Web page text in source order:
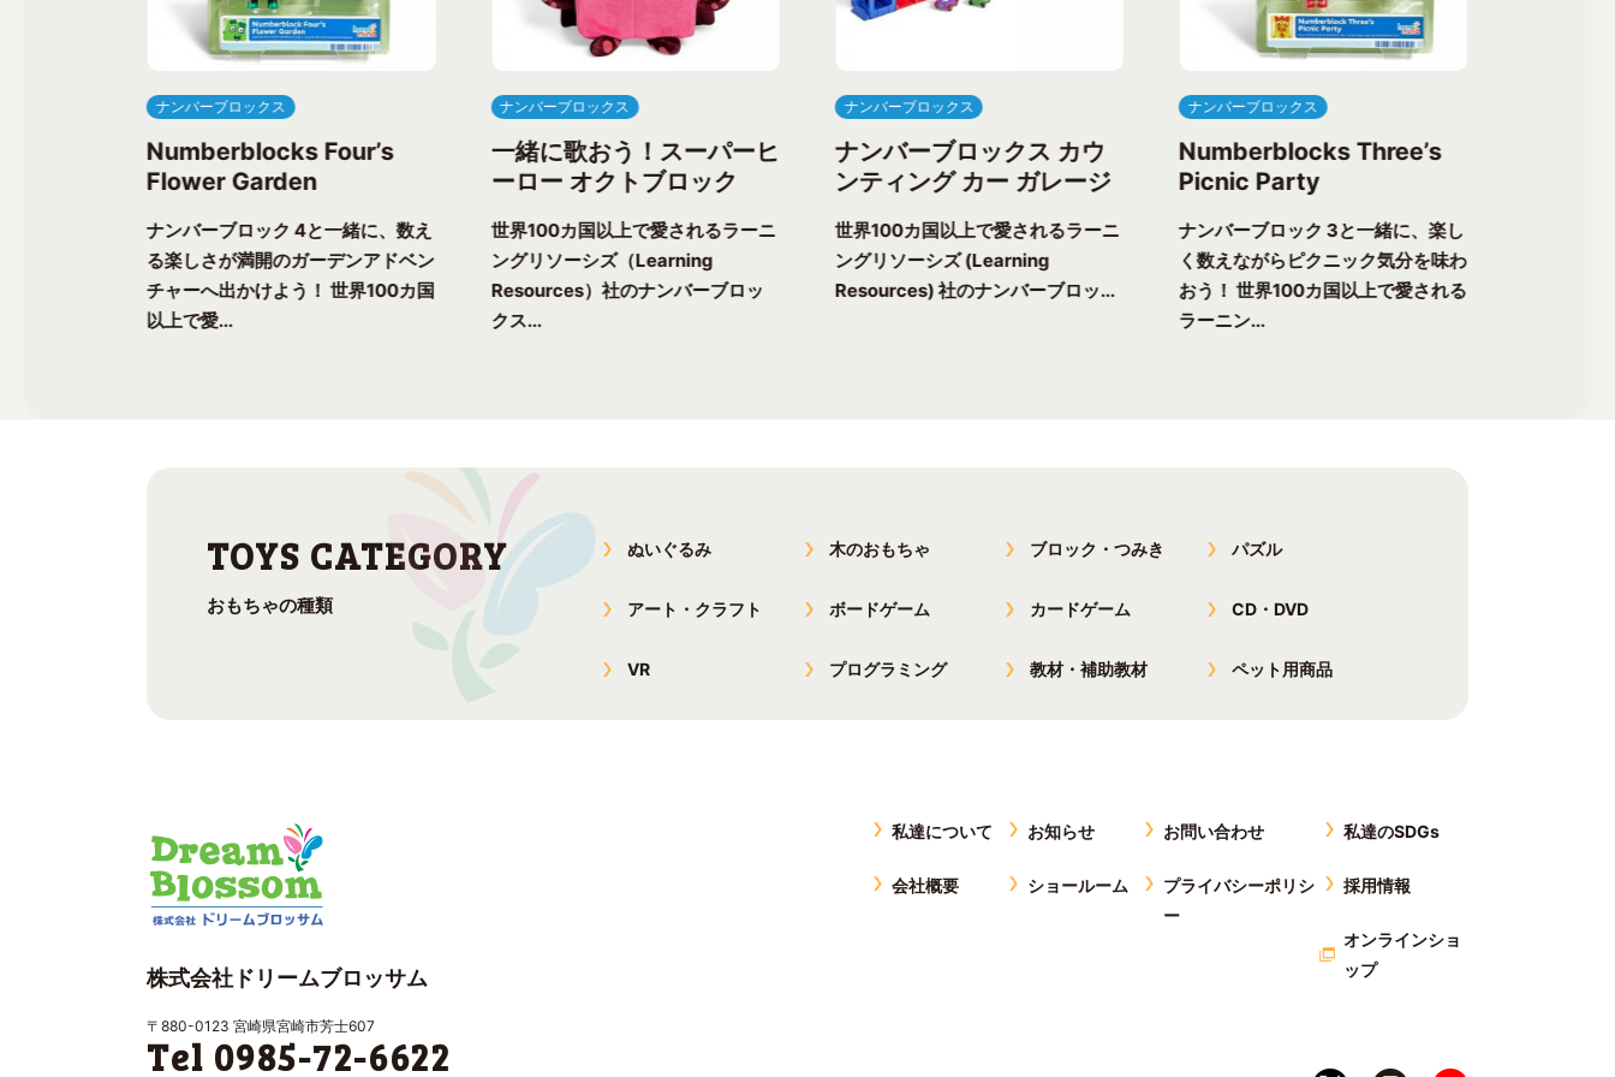
ナンバーブロックス
Numberblocks Four’s
Flower Garden
ナンバーブロック 4と一緒に、数え
る楽しさが満開のガーデンアドベン
チャーへ出かけよう！ 世界100カ国
以上で愛...
ナンバーブロックス
一緒に歌おう！スーパーヒ
ーロー オクトブロック
世界100カ国以上で愛されるラーニ
ングリソーシズ（Learning
Resources）社のナンバーブロッ
クス...
ナンバーブロックス
ナンバーブロックス カウ
ンティング カー ガレージ
世界100カ国以上で愛されるラーニ
ングリソーシズ (Learning
Resources) 社のナンバーブロッ...
ナンバーブロックス
Numberblocks Three’s
Picnic Party
ナンバーブロック 3と一緒に、楽し
く数えながらピクニック気分を味わ
おう！ 世界100カ国以上で愛される
ラーニン...
おもちゃの種類
ぬいぐるみ 木のおもちゃ ブロック・つみき パズル
アート・クラフト ボードゲーム カードゲーム CD・DVD
VR プログラミング 教材・補助教材 ペット用商品
私達について
会社概要
お知らせ
ショールーム
お問い合わせ
プライバシーポリシ
ー
私達のSDGs
採用情報
オンラインショ
ップ
株式会社ドリームブロッサム
〒880-0123 宮崎県宮崎市芳士607
Tel 0985-72-6622